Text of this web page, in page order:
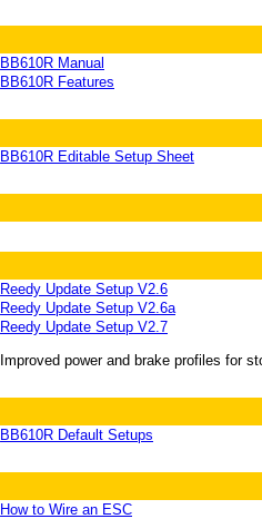
BB610R Manual
BB610R Features
BB610R Editable Setup Sheet
Reedy Update Setup V2.6
Reedy Update Setup V2.6a
Reedy Update Setup V2.7
Improved power and brake profiles for
BB610R Default Setups
How to Wire an ESC